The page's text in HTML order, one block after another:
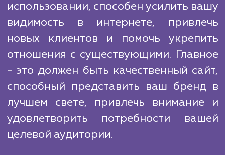
сайта. Мы продолжаем его
регулярно обновлять и анализировать
эффективность, предлагая
адаптации.
Сайт-визитка - это не
виртуальная информационная